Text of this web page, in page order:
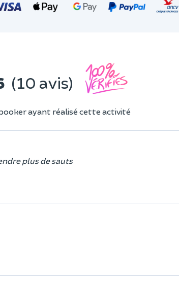
(10 avis)
ayant réalisé cette activité
plus de sauts